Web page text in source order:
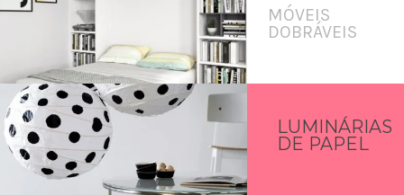
MÓVEIS
DOBRÁVEIS
LUMINÁRIAS
DE PAPEL